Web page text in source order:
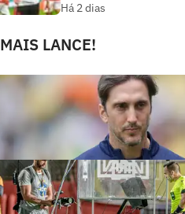
Há 2 dias
MAIS LANCE!